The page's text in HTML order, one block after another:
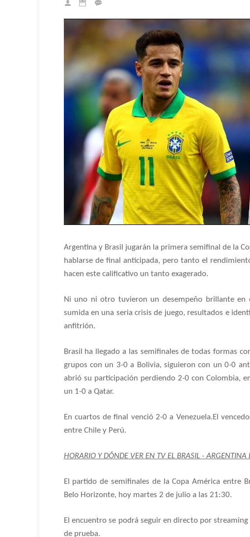
Argentina y Brasil jugarán la primera semifinal de la
hablarse de final anticipada, pero tanto el
hacen este calificativo un tanto exagerado.
Ni uno ni otro tuvieron un desempeño brillante en
sumida en una seria crisis de juego, resultados e
anfitrión.
Brasil ha llegado a las semifinales de todas formas
grupos con un 3-0 a Bolivia, siguieron con un 0-0
abrió su participación perdiendo 2-0 con Colombia,
un 1-0 a Qatar.
En cuartos de final venció 2-0 a Venezuela.El
entre Chile y Perú.
HORARIO Y DÓNDE VER EN TV EL BRASIL -
El partido de semifinales de la Copa América entre
Belo Horizonte, hoy martes 2 de julio a las 21:30.
El encuentro se podrá seguir en directo por
de prueba.